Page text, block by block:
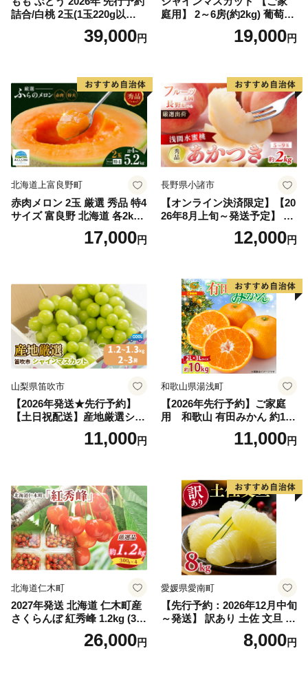
詰合/白桃 2玉(1玉220g以
上)・シャインマスカット 晴
39,000円
庭用】 2～6房(約2kg) 葡萄 ぶ
どう ブドウ フルーツ 果物 く
だもの 果実 旬の果物 旬のフ
19,000円
北海道上富良野町
赤肉メロン 2玉 厳選 秀品 特4
サイズ 富良野 北海道 各2kg
～2.6kg 2玉 セット ファーム
富良野 メロン めろん 果物 く
17,000円
長野県小諸市
【オンライン決済限定】【20
26年8月上旬～発送予定】 先
行予約 「浅間水蜜桃プレミ
アム」 もも あかつき 秀品 約
果肉 長野県産 小諸市
12,000円
山梨県笛吹市
【2026年発送★先行予約】
【土日祝配送】産地厳選シャ
インマスカット1.2kg～1.3kg
（2房～3房）※沖縄・離島配
笛吹市 山梨県 フルーツ 果物
ぶどう 葡萄 大粒 シャインマ
スカット おすすめ シャイン
マスカット 贈答 ギフト 産地
笛吹市 シャインマスカット
笛吹 葡萄 国産 ぶどう 人気
国産 1.2kg 先行｜
11,000円
和歌山県湯浅町
【2026年先行予約】ご家庭
用 和歌山 有田みかん 約10k
g (2L、3Lサイズ)【湯浅町】
11,000円
北海道仁木町
2027年発送 北海道 仁木町産
さくらんぼ 紅秀峰 1.2kg (300
g×4パック) Lサイズ以上 旬
桜桃 産地直送 サクランボ チ
26,000円
愛媛県愛南町
【先行予約：2026年12月中旬
～発送】 訳あり 土佐 文旦 8k
g (Mサイズ以上サイズミック
ス) 8000円 わけあり ぶんた
8,000円